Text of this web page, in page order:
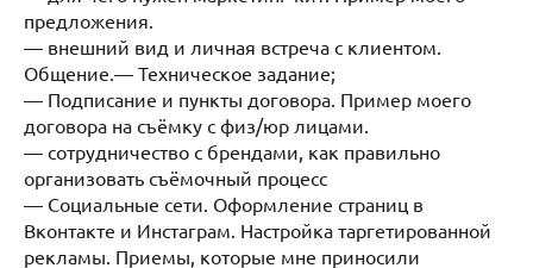
предложения.
— внешний вид и личная встреча с клиентом.
Общение.— Техническое задание;
— Подписание и пункты договора. Пример моего
договора на съёмку с физ/юр лицами.
— сотрудничество с брендами, как правильно
организовать съёмочный процесс
— Социальные сети. Оформление страниц в
Вконтакте и Инстаграм. Настройка таргетированной
рекламы. Приемы, которые мне приносили